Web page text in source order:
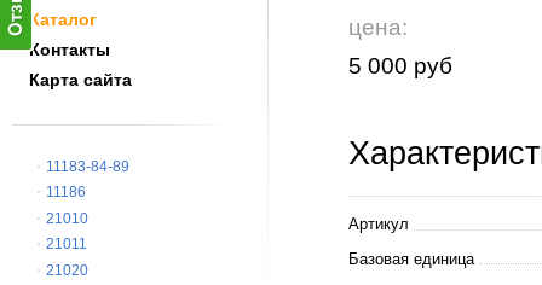
Каталог
Контакты
Карта сайта
11183-84-89
11186
21010
21011
21020
цена:
5 000 руб
Артикул
Базовая единица